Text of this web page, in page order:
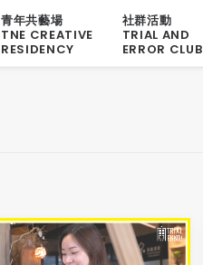
青年共藝場
TNE CREATIVE
RESIDENCY
社群活動
TRIAL AND
ERROR CLUB